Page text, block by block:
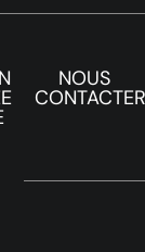
NOUS
CONTACTER